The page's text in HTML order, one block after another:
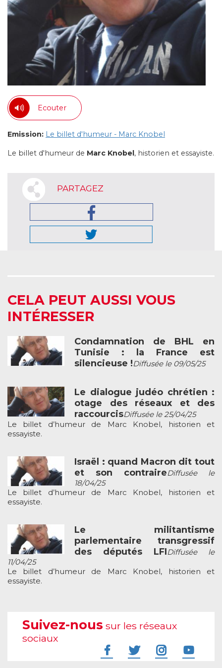
Ecouter
Emission: Le billet d'humeur - Marc Knobel
Le billet d'humeur de Marc Knobel, historien et essayiste.
PARTAGEZ
CELA PEUT AUSSI VOUS
INTÉRESSER
Condamnation de BHL en
Tunisie : la France est
silencieuse !Diffusée le 09/05/25
Le dialogue judéo chrétien :
otage des réseaux et des
raccourcisDiffusée le 25/04/25
Le billet d’humeur de Marc Knobel, historien et
essayiste.
Israël : quand Macron dit tout
et son contraireDiffusée le
18/04/25
Le billet d’humeur de Marc Knobel, historien et
essayiste.
Le militantisme
parlementaire transgressif
des députés LFIDiffusée le
11/04/25
Le billet d’humeur de Marc Knobel, historien et
essayiste.
Suivez-nous sur les réseaux
sociaux